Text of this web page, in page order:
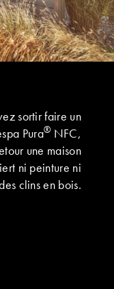
sortir faire un
Pura® NFC,
une maison
ni peinture ni
clins en bois.